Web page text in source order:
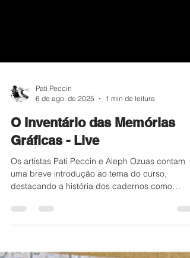
6 de ago. de 2025
1 min de leitura
O Inventário das Memórias
Gráficas - Live
Os artistas Pati Peccin e Aleph Ozuas contam
destacando a história dos cadernos como
ferramentas de registro e expressão pessoal e
de cadernos – principalmente de junk journal.